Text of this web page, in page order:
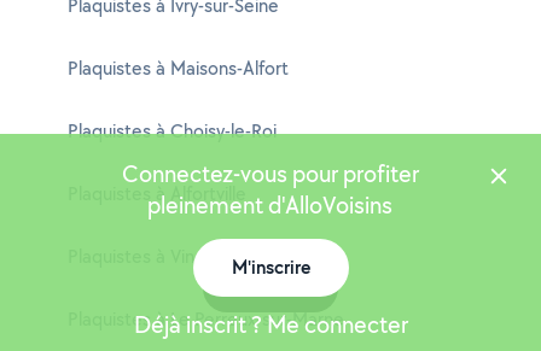
Plaquistes à Ivry-sur-Seine
Plaquistes à Maisons-Alfort
Plaquistes à Choisy-le-Roi
Plaquistes à Alfortville
Plaquistes à Vincennes
Plaquistes à Le Perreux-sur-Marne
Connectez-vous pour profiter
pleinement d'AlloVoisins
M'inscrire
Déjà inscrit ? Me connecter